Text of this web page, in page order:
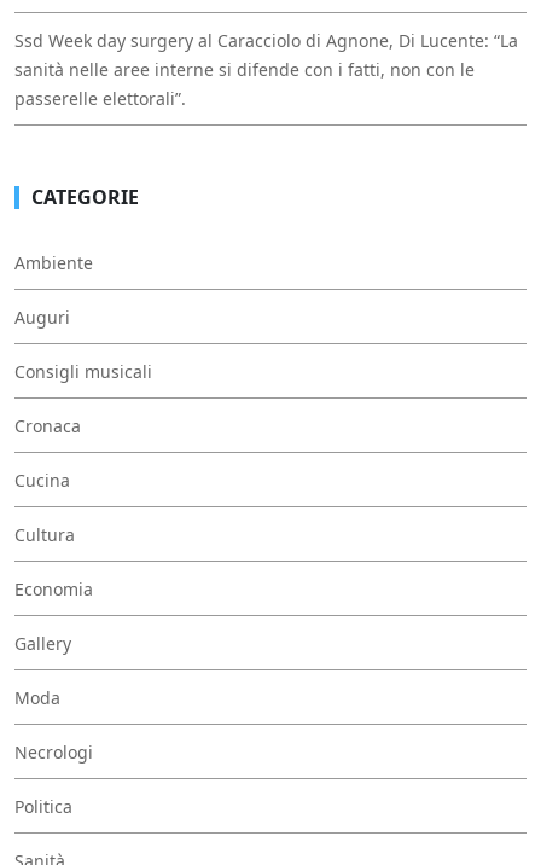
Ssd Week day surgery al Caracciolo di Agnone, Di Lucente: “La
sanità nelle aree interne si difende con i fatti, non con le
passerelle elettorali”.
CATEGORIE
Ambiente
Auguri
Consigli musicali
Cronaca
Cucina
Cultura
Economia
Gallery
Moda
Necrologi
Politica